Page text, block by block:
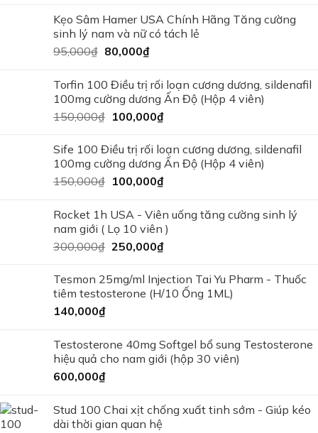
Kẹo Sâm Hamer USA Chính Hãng Tăng cường
sinh lý nam và nữ có tách lẻ
95,000₫ 80,000₫
Torfin 100 Điều trị rối loạn cương dương, sildenafil
100mg cường dương Ấn Độ (Hộp 4 viên)
150,000₫ 100,000₫
Sife 100 Điều trị rối loạn cương dương, sildenafil
100mg cường dương Ấn Độ (Hộp 4 viên)
150,000₫ 100,000₫
Rocket 1h USA - Viên uống tăng cường sinh lý
nam giới ( Lọ 10 viên )
300,000₫ 250,000₫
Tesmon 25mg/ml Injection Tai Yu Pharm - Thuốc
tiêm testosterone (H/10 Ống 1ML)
140,000₫
Testosterone 40mg Softgel bổ sung Testosterone
hiệu quả cho nam giới (hộp 30 viên)
600,000₫
Stud 100 Chai xịt chống xuất tinh sớm - Giúp kéo
dài thời gian quan hệ